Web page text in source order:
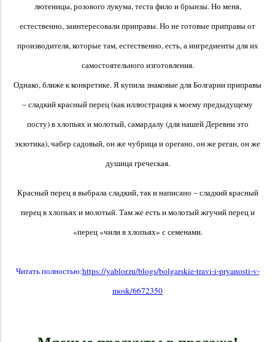
лютеницы, розового лукума, теста фило и брынзы. Но меня,
естественно, заинтересовали приправы. Но не готовые приправы от
производителя, которые там, естественно, есть, а ингредиенты для их
самостоятельного изготовления.
Однако, ближе к конкретике. Я купила знаковые для Болгарии приправы
– сладкий красный перец (как иллюстрация к моему предыдущему
посту) в хлопьях и молотый, самардалу (для нашей Деревни это
экзотика), чабер садовый, он же чубрица и орегано, он же реган, он же
душица греческая.
Красный перец я выбрала сладкий, так и написано – сладкий красный
перец в хлопьях и молотый. Там же есть и молотый жгучий перец и
«перец «чили в хлопьях» с семенами.
Читать полностью:https://yablor.ru/blogs/bolgarskie-travi-i-pryanosti-v-
mosk/6672350